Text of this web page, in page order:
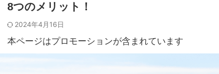
8つのメリット！
2024年4月16日
本ページはプロモーションが含まれています